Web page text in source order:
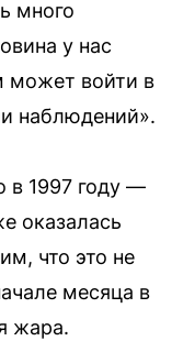
много
у нас
может войти в
наблюдений».
в 1997 году —
оказалась
что это не
месяца в
жара.